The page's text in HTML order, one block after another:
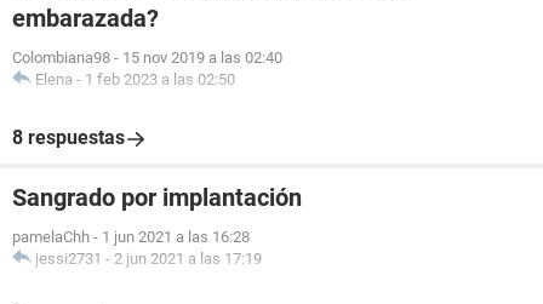
embarazada?
Colombiana98 - 15 nov 2019 a las 02:40
Elena - 1 feb 2023 a las 02:50
8 respuestas
Sangrado por implantación
pamelaChh - 1 jun 2021 a las 16:28
jessi2731 - 2 jun 2021 a las 17:19